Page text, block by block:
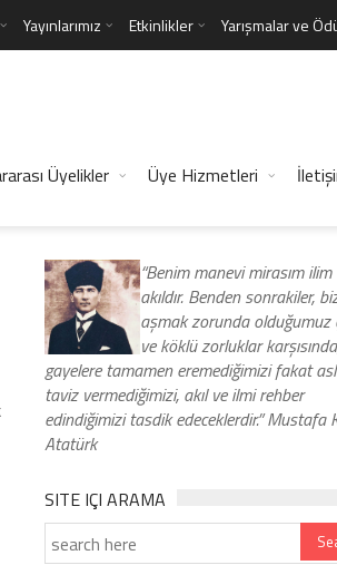
Yayınlarımız Etkinlikler Yarışmalar ve
Üyelikler Üye Hizmetleri
“Benim manevi mirasım ilim
akıldır. Benden sonrakiler,
aşmak zorunda olduğumuz
ve köklü zorluklar
gayelere tamamen eremediğimizi fakat
taviz vermediğimizi, akıl ve ilmi rehber
edindiğimizi tasdik edeceklerdir.” Mustafa
Atatürk
SITE IÇI ARAMA